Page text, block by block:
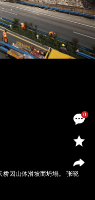
0
因山体滑坡而坍塌。 张晓